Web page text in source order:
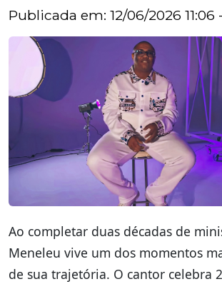
Publicada em: 12/06/2026 11:06 -
Ao completar duas décadas de
Meneleu vive um dos momentos
de sua trajetória. O cantor celebra